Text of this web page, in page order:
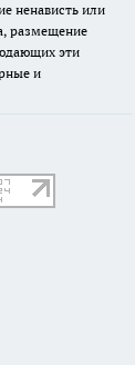
ненависть или
размещение
эти
и